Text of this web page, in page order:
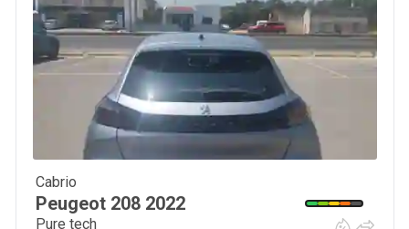
Cabrio
Peugeot 208 2022
Pure tech